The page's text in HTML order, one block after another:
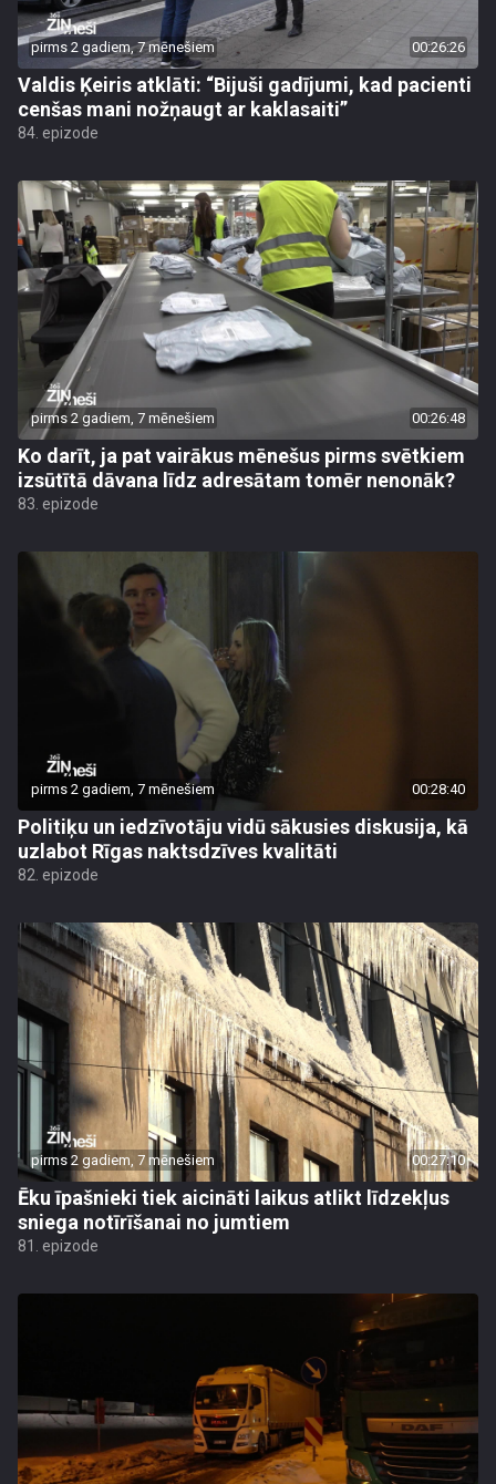
pirms 2 gadiem, 7 mēnešiem 00:26:26
Valdis Ķeiris atklāti: “Bijuši gadījumi, kad pacienti
cenšas mani nožņaugt ar kaklasaiti”
84. epizode
pirms 2 gadiem, 7 mēnešiem 00:26:48
Ko darīt, ja pat vairākus mēnešus pirms svētkiem
izsūtītā dāvana līdz adresātam tomēr nenonāk?
83. epizode
pirms 2 gadiem, 7 mēnešiem 00:28:40
Politiķu un iedzīvotāju vidū sākusies diskusija, kā
uzlabot Rīgas naktsdzīves kvalitāti
82. epizode
pirms 2 gadiem, 7 mēnešiem 00:27:10
Ēku īpašnieki tiek aicināti laikus atlikt līdzekļus
sniega notīrīšanai no jumtiem
81. epizode